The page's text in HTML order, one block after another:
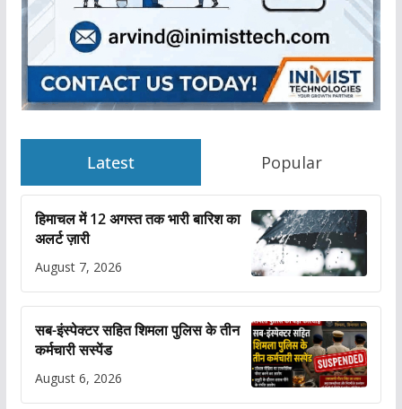
Latest Popular
हिमाचल में 12 अगस्त तक भारी बारिश का
अलर्ट ज़ारी
August 7, 2026
सब-इंस्पेक्टर सहित शिमला पुलिस के तीन
कर्मचारी सस्पेंड
August 6, 2026